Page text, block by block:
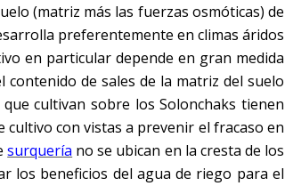
(matriz más las fuerzas osmóticas) de
preferentemente en climas áridos
en particular depende en gran medida
de sales de la matriz del suelo
cultivan sobre los Solonchaks tienen
con vistas a prevenir el fracaso en
surquería no se ubican en la cresta de los
los beneficios del agua de riego para el